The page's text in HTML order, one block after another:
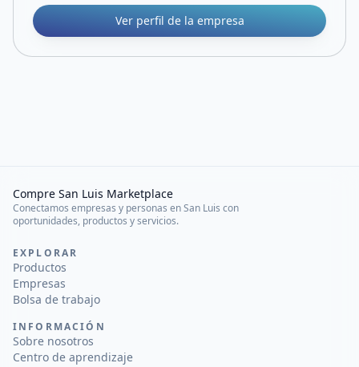
Ver perfil de la empresa
Compre San Luis Marketplace
Conectamos empresas y personas en San Luis con
oportunidades, productos y servicios.
EXPLORAR
Productos
Empresas
Bolsa de trabajo
INFORMACIÓN
Sobre nosotros
Centro de aprendizaje